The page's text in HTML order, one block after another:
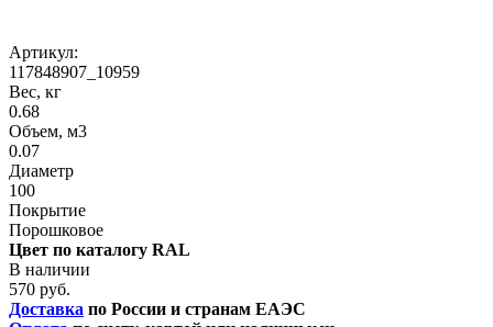
Артикул:
117848907_10959
Вес, кг
0.68
Объем, м3
0.07
Диаметр
100
Покрытие
Порошковое
Цвет по каталогу RAL
В наличии
570 руб.
Доставка по России и странам ЕАЭС